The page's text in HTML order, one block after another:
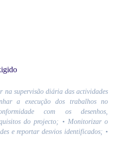
na supervisão diária das actividades
a execução dos trabalhos no
com os desenhos,
do projecto; • Monitorizar o
e reportar desvios identificados; •